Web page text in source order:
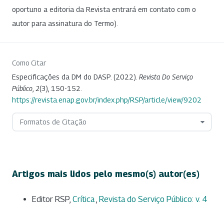
oportuno a editoria da Revista entrará em contato com o
autor para assinatura do Termo).
Como Citar
Especificações da DM do DASP. (2022). Revista Do Serviço
Público 2(3), 150-152.
https://revista.enap.gov.br/index.php/RSP/article/view/9202
Formatos de Citação
Artigos mais lidos pelo mesmo(s) autor(es)
Editor RSP, Crítica, Revista do Serviço Público: v. 4